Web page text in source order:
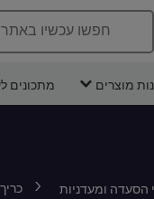
חפשו עכשיו באתר
מוצרים מתכונים
הסעדה ומעדניות